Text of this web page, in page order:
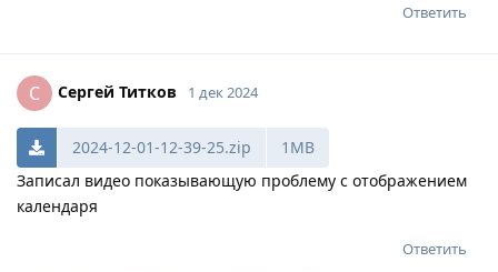
Ответить
С Сергей Титков 1 дек 2024
2024-12-01-12-39-25.zip
1MB
Записал видео показывающую проблему с отображением
календаря
Ответить